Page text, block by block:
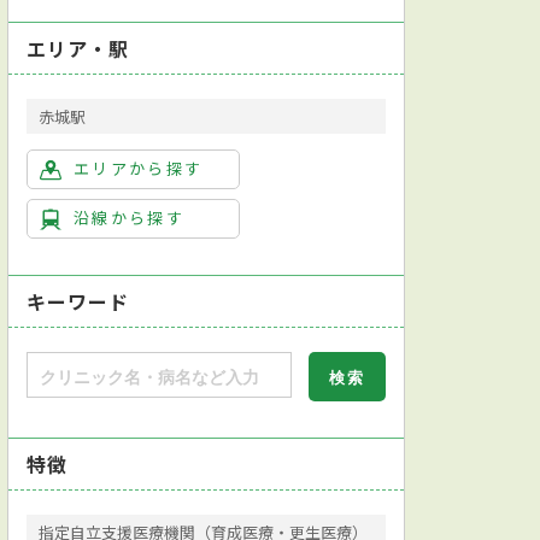
エリア・駅
赤城駅
エリアから探す
沿線から探す
キーワード
特徴
指定自立支援医療機関（育成医療・更生医療）